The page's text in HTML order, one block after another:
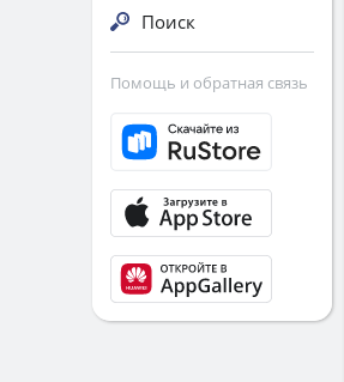
Поиск
Помощь и обратная связь